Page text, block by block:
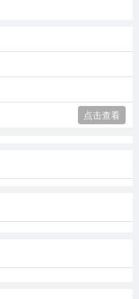
点击查看